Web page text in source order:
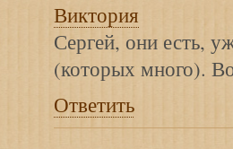
Виктория
Сергей, они есть,
(которых много).
Ответить